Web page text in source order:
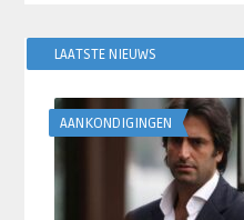
2023
LAATSTE NIEUWS
AANKONDIGINGEN